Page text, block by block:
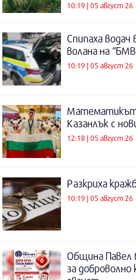
10:19 | 05 август 26
Спипаха водач
волана на
10:19 | 05 август 26
Математикът
Казанлък с
12:18 | 05 август 26
Разкриха
10:19 | 05 август 26
Община Павел
за доброволно